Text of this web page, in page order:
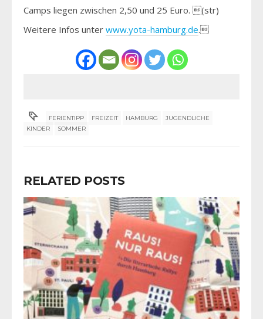
Camps liegen zwischen 2,50 und 25 Euro. (str)
Weitere Infos unter www.yota-hamburg.de.
FERIENTIPP FREIZEIT HAMBURG
JUGENDLICHE
KINDER
SOMMER
RELATED POSTS